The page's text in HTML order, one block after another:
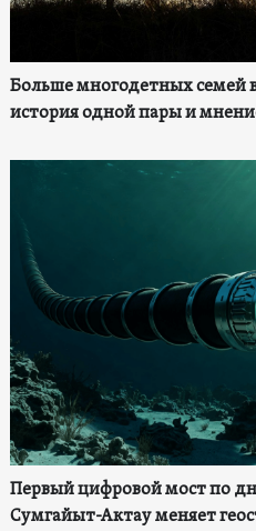
Больше многодетных семей
история одной пары и
Первый цифровой мост по
Сумгайыт-Актау меняет